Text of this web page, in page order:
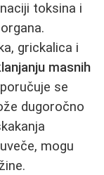
toksina i
grickalica i
masnih
se
dugoročno
mogu